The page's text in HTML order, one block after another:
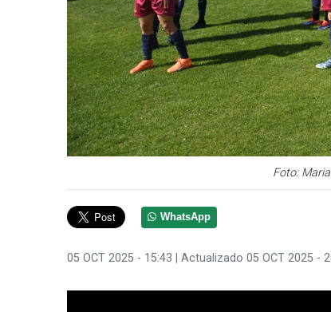
Foto:
WhatsApp
05 OCT 2025 - 15:43 | Actualizado 05 OCT 2025 -